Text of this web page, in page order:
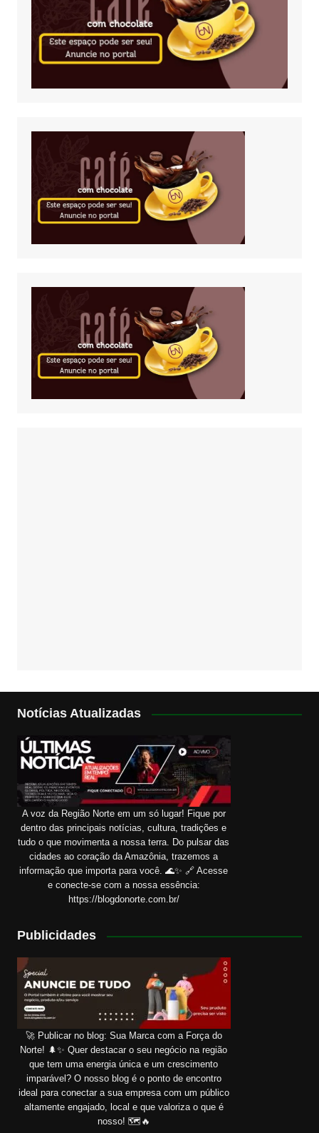
Notícias Atualizadas
A voz da Região Norte em um só lugar! Fique por
dentro das principais notícias, cultura, tradições e
tudo o que movimenta a nossa terra. Do pulsar das
cidades ao coração da Amazônia, trazemos a
informação que importa para você. 🌊✨ 🔗 Acesse
e conecte-se com a nossa essência:
https://blogdonorte.com.br/
Publicidades
🚀 Publicar no blog: Sua Marca com a Força do
Norte! 🌲✨ Quer destacar o seu negócio na região
que tem uma energia única e um crescimento
imparável? O nosso blog é o ponto de encontro
ideal para conectar a sua empresa com um público
altamente engajado, local e que valoriza o que é
nosso! 🗺️🔥